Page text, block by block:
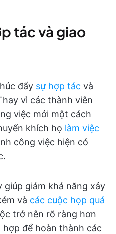
tác và giao
đẩy sự hợp tác và
vì các thành viên
việc mới một cách
khích họ làm việc
công việc hiện có
giúp giảm khả năng xảy
và các cuộc họp quá
trở nên rõ ràng hơn
để hoàn thành các